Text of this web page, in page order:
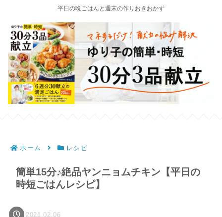
平日の晩ごはんと週末の作りおきおかず
ホーム レシピ
簡単15分♪絶品ヤンニョムチキン【平日の
時短ごはんレシピ】
2021.02.06